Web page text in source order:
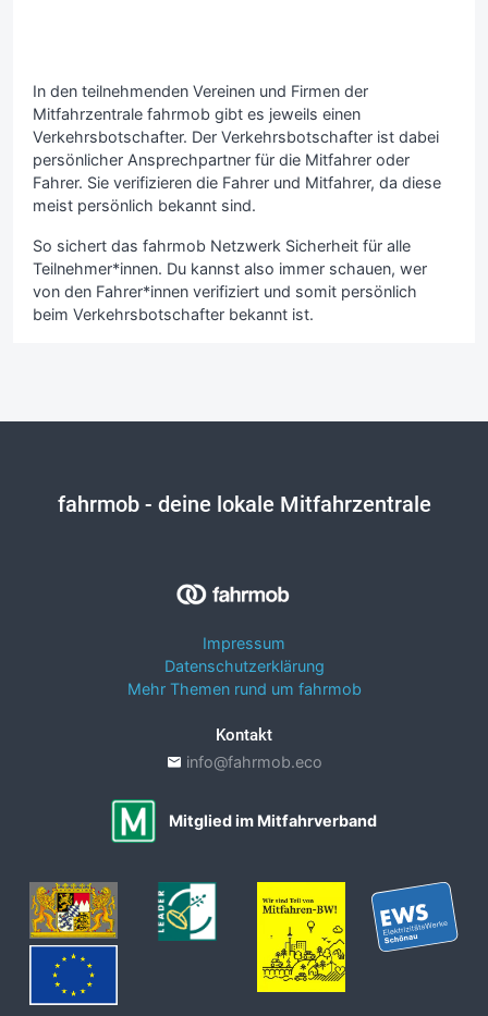
In den teilnehmenden Vereinen und Firmen der
Mitfahrzentrale fahrmob gibt es jeweils einen
Verkehrsbotschafter. Der Verkehrsbotschafter ist dabei
persönlicher Ansprechpartner für die Mitfahrer oder
Fahrer. Sie verifizieren die Fahrer und Mitfahrer, da diese
meist persönlich bekannt sind.
So sichert das fahrmob Netzwerk Sicherheit für alle
Teilnehmer*innen. Du kannst also immer schauen, wer
von den Fahrer*innen verifiziert und somit persönlich
beim Verkehrsbotschafter bekannt ist.
fahrmob- deine lokale Mitfahrzentrale
Impressum
Datenschutzerklärung
Mehr Themen rund um fahrmob
Kontakt
info@fahrmob.eco
Mitglied im Mitfahrverband